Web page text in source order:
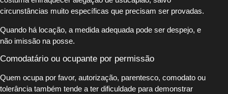
circunstâncias muito específicas que precisam ser provadas.
Quando há locação, a medida adequada pode ser despejo, e
não imissão na posse.
Comodatário ou ocupante por permissão
Quem ocupa por favor, autorização, parentesco, comodato ou
tolerância também tende a ter dificuldade para demonstrar